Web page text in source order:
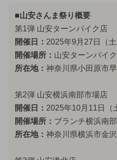
■山安さんま祭り概要
第1弾 山安ターンパイク店
開催日： 2025年9月27日（土
開催場所： 山安ターンパイ
所在地： 神奈川県小田原市
第2弾 山安横浜南部市場店
開催日： 2025年10月11日（
開催場所： ブランチ横浜南
所在地： 神奈川県横浜市金